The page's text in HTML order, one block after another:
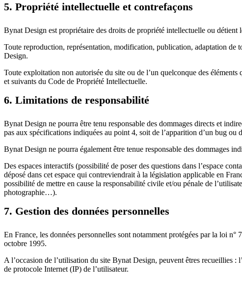
5. Propriété intellectuelle et contrefaçons
Bynat Design est propriétaire des droits de propriété intellectuelle ou détient
Toute reproduction, représentation, modification, publication, adaptation de
Design.
Toute exploitation non autorisée du site ou de l’un quelconque des
et suivants du Code de Propriété Intellectuelle.
6. Limitations de responsabilité
Bynat Design ne pourra être tenu responsable des dommages directs et
pas aux spécifications indiquées au point 4, soit de l’apparition d’un bug ou
Bynat Design ne pourra également être tenue responsable des dommages
Des espaces interactifs (possibilité de poser des questions dans l’espace
déposé dans cet espace qui contreviendrait à la législation applicable en
possibilité de mettre en cause la responsabilité civile et/ou pénale de
photographie…).
7. Gestion des données personnelles
En France, les données personnelles sont notamment protégées par la loi
octobre 1995.
A l’occasion de l’utilisation du site Bynat Design, peuvent êtres recueillies :
de protocole Internet (IP) de l’utilisateur.